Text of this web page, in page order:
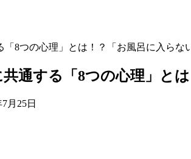
「8つの心理」とは！？「お風呂に入らな
共通する「8つの心理」と
月25日